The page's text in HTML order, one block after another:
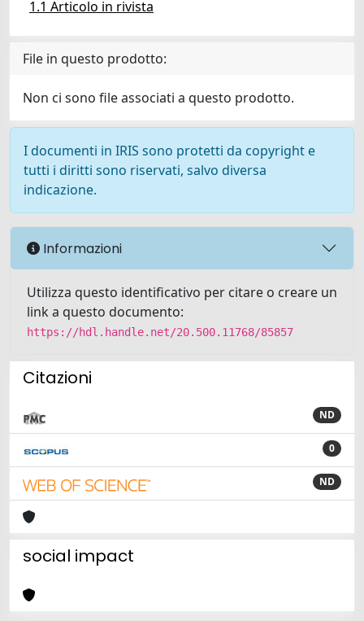
1.1 Articolo in rivista
File in questo prodotto:
Non ci sono file associati a questo prodotto.
I documenti in IRIS sono protetti da copyright e
tutti i diritti sono riservati, salvo diversa
indicazione.
Informazioni
Utilizza questo identificativo per citare o creare un
link a questo documento:
https://hdl.handle.net/20.500.11768/85857
Citazioni
ND
0
ND
social impact